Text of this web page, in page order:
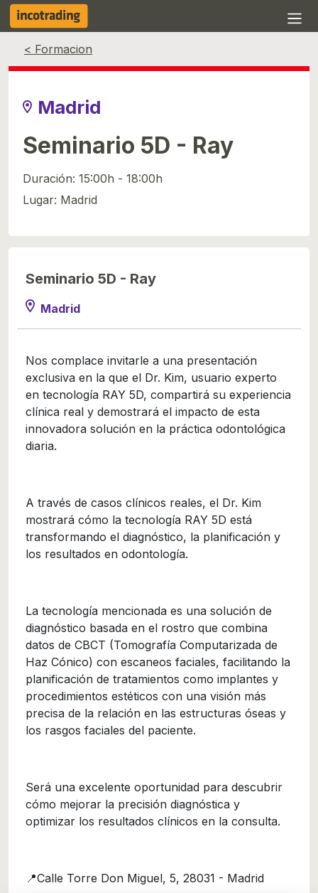
< Formacion
Madrid
Seminario 5D - Ray
Duración: 15:00h - 18:00h
Lugar: Madrid
Seminario 5D - Ray
Madrid
Nos complace invitarle a una presentación
exclusiva en la que el Dr. Kim, usuario experto
en tecnología RAY 5D, compartirá su experiencia
clínica real y demostrará el impacto de esta
innovadora solución en la práctica odontológica
diaria.
A través de casos clínicos reales, el Dr. Kim
mostrará cómo la tecnología RAY 5D está
transformando el diagnóstico, la planificación y
los resultados en odontología.
La tecnología mencionada es una solución de
diagnóstico basada en el rostro que combina
datos de CBCT (Tomografía Computarizada de
Haz Cónico) con escaneos faciales, facilitando la
planificación de tratamientos como implantes y
procedimientos estéticos con una visión más
precisa de la relación en las estructuras óseas y
los rasgos faciales del paciente.
Será una excelente oportunidad para descubrir
cómo mejorar la precisión diagnóstica y
optimizar los resultados clínicos en la consulta.
📍Calle Torre Don Miguel, 5, 28031 - Madrid